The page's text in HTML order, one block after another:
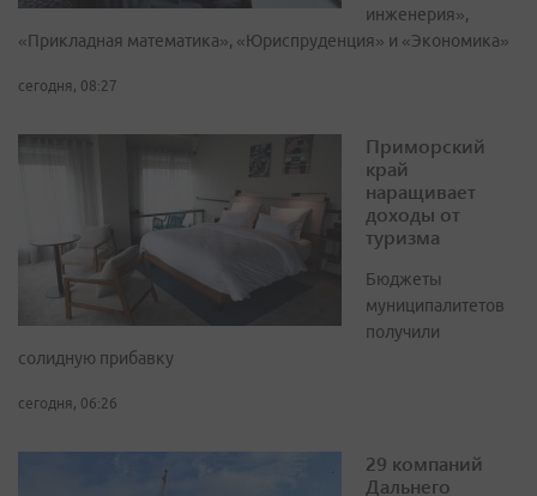
инженерия»,
«Прикладная математика», «Юриспруденция» и «Экономика»
сегодня, 08:27
Приморский
край
наращивает
доходы от
туризма
Бюджеты
муниципалитетов
получили
солидную прибавку
сегодня, 06:26
29 компаний
Дальнего